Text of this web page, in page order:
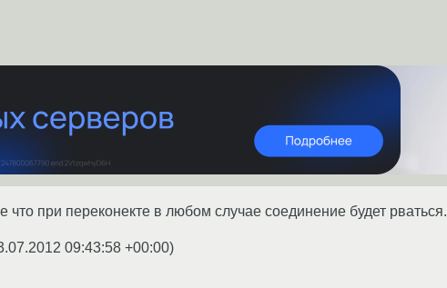
что при переконекте в любом случае соединение будет рваться.
09:43:58 +00:00)